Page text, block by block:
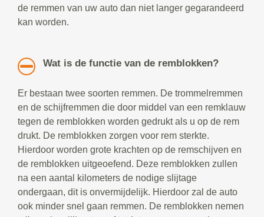
de remmen van uw auto dan niet langer gegarandeerd
kan worden.
Wat is de functie van de remblokken?
Er bestaan twee soorten remmen. De trommelremmen
en de schijfremmen die door middel van een remklauw
tegen de remblokken worden gedrukt als u op de rem
drukt. De remblokken zorgen voor rem sterkte.
Hierdoor worden grote krachten op de remschijven en
de remblokken uitgeoefend. Deze remblokken zullen
na een aantal kilometers de nodige slijtage
ondergaan, dit is onvermijdelijk. Hierdoor zal de auto
ook minder snel gaan remmen. De remblokken nemen